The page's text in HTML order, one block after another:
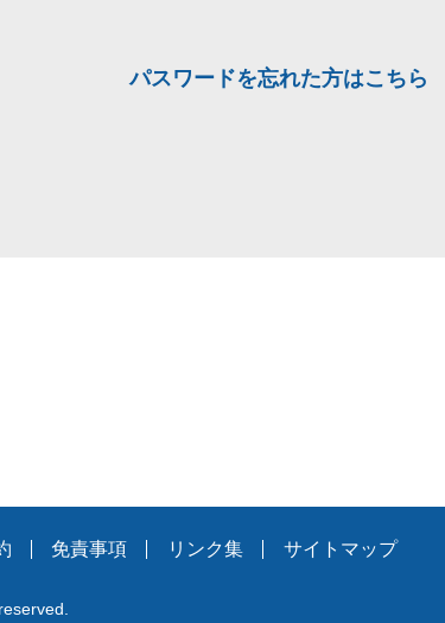
パスワードを忘れた方はこちら
免責事項 リンク集 サイトマップ